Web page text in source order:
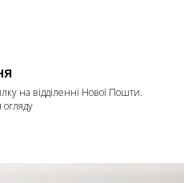
на відділенні Нової Пошти.
огляду